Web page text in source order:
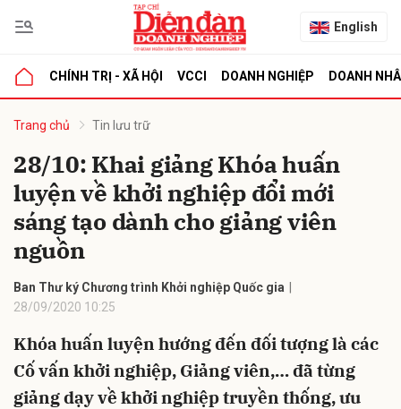
English
CHÍNH TRỊ - XÃ HỘI VCCI DOANH NGHIỆP DOANH
Trang chủ Tin lưu trữ
28/10: Khai giảng Khóa huấn
luyện về khởi nghiệp đổi mới
sáng tạo dành cho giảng viên
nguồn
Ban Thư ký Chương trình Khởi nghiệp Quốc gia
28/09/2020 10:25
Khóa huấn luyện hướng đến đối tượng là các
Cố vấn khởi nghiệp, Giảng viên,… đã từng
giảng dạy về khởi nghiệp truyền thống, ưu
luận